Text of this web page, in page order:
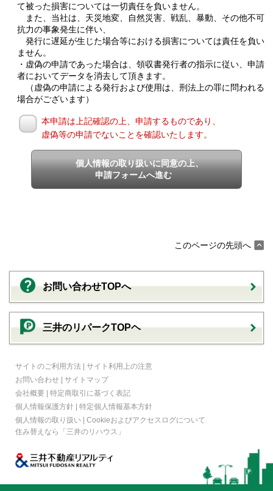
て被った損害については一切責任を負いません。
また、当社は、天災地変、自然災害、戦乱、暴動、その他不可
抗力の事象発生に伴い、
発行に遅延が生じた場合等における損害については責任を負い
ません。
・虚偽の申請であった場合は、領収書発行者の指示に従い、申請
者においてデータを消去して頂きます。
（虚偽の申請による発行および使用は、刑法上の罪に問われる
場合がございます）
本申請は上記確認の上、申請するものであり、
虚偽等の申請でないことを確認いたします。
個人情報の取り扱いに同意の上、
申請フォームへ進む
このページの先頭へ
お問い合わせTOPへ
三井のリパークTOPヘ
サイトのご利用方法 | サイト利用上の注意
お問い合わせ | サイトマップ
会社概要 | 特定商取引に基づく表記
個人情報保護方針 | 特定個人情報基本方針
個人情報の取り扱い | Cookieおよびアクセスログについて
住み替えなら
「三井のリハウス」